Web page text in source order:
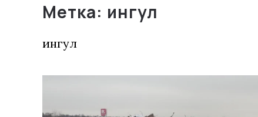
Метка: ингул
ингул